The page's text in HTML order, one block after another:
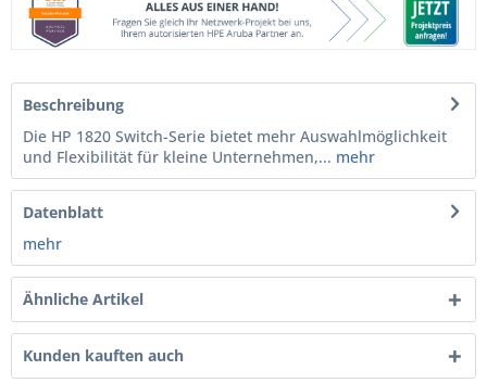
Beschreibung
Die HP 1820 Switch-Serie bietet mehr Auswahlmöglichkeit
und Flexibilität für kleine Unternehmen,... mehr
Datenblatt
mehr
Ähnliche Artikel
Kunden kauften auch